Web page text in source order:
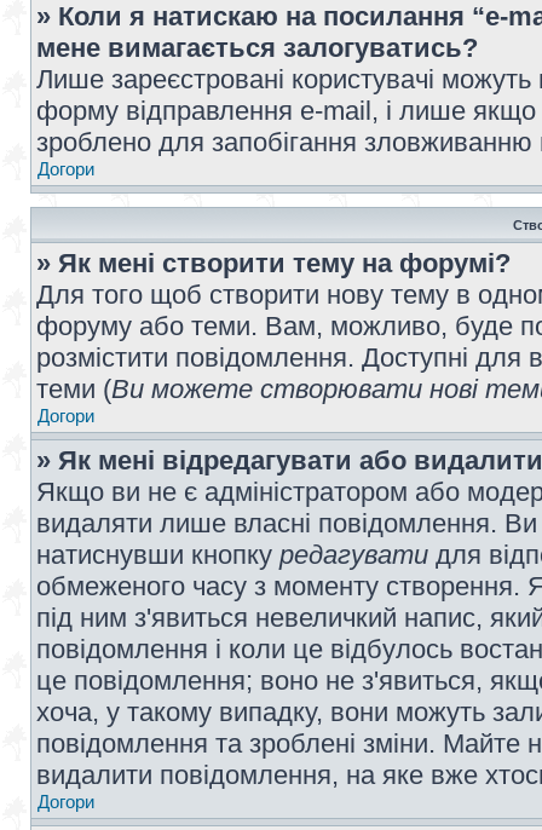
» Коли я натискаю на посилання “e-
мене вимагається залогуватись?
Лише зареєстровані користувачі
форму відправлення e-mail, і лише
зроблено для запобігання
Догори
» Як мені створити тему на форумі?
Для того щоб створити нову тему в
форуму або теми. Вам, можливо, буде
розмістити повідомлення. Доступні для
теми (Ви можете створювати нові
Догори
» Як мені відредагувати або
Якщо ви не є адміністратором або
видаляти лише власні повідомлення.
натиснувши кнопку редагувати для
обмеженого часу з моменту створення.
під ним з'явиться невеличкий напис,
повідомлення і коли це відбулось
це повідомлення; воно не з'явиться,
хоча, у такому випадку, вони можуть
повідомлення та зроблені зміни. Майте
видалити повідомлення, на яке вже
Догори